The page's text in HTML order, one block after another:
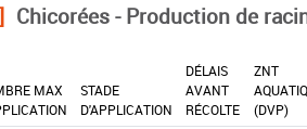
Chicorées - Production de
MAX
STADE
D'APPLICATION
DÉLAIS
AVANT
RÉCOLTE
ZNT
(DVP)